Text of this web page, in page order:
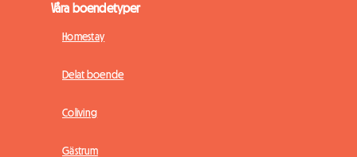
Våra boendetyper
Homestay
Delat boende
Coliving
Gästrum